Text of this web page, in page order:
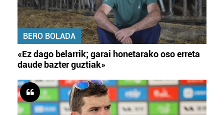
BERO BOLADA
«Ez dago belarrik; garai honetarako oso erreta
daude bazter guztiak»